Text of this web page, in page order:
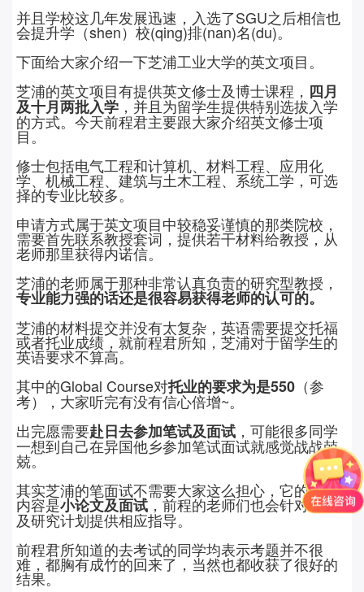
并且学校这几年发展迅速，入选了SGU之后相信也
会提升学（shen）校(qing)排(nan)名(du)。
下面给大家介绍一下芝浦工业大学的英文项目。
芝浦的英文项目有提供英文修士及博士课程， 四月
及十月两批入学 ，并且为留学生提供特别选拔入学
的方式。今天前程君主要跟大家介绍英文修士项
目。
修士包括电气工程和计算机、材料工程、应用化
学、机械工程、建筑与土木工程、系统工学，可选
择的专业比较多。
申请方式属于英文项目中较稳妥谨慎的那类院校，
需要首先联系教授套词，提供若干材料给教授，从
老师那里获得内诺信。
芝浦的老师属于那种非常认真负责的研究型教授，
专业能力强的话还是很容易获得老师的认可的。
芝浦的材料提交并没有太复杂，英语需要提交托福
或者托业成绩，就前程君所知，芝浦对于留学生的
英语要求不算高。
其中的Global Course对托业的要求为是550 （参
考），大家听完有没有信心倍增~。
出完愿需要赴日去参加笔试及面试 ，可能很多同学
一想到自己在异国他乡参加笔试面试就感觉战战兢
兢。
其实芝浦的笔面试不需要大家这么担心，它的考试
内容是小论文及面试，前程的老师们也会针对论文
及研究计划提供相应指导。
前程君所知道的去考试的同学均表示考题并不很
难，都胸有成竹的回来了，当然也都收获了很好的
结果。